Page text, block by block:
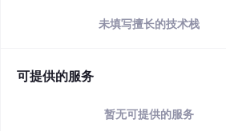
未填写擅长的技术栈
可提供的服务
暂无可提供的服务